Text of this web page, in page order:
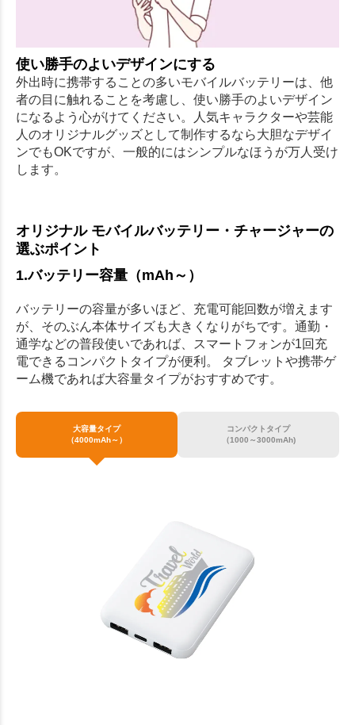
使い勝手のよいデザインにする
外出時に携帯することの多いモバイルバッテリーは、他
者の目に触れることを考慮し、使い勝手のよいデザイン
になるよう心がけてください。人気キャラクターや芸能
人のオリジナルグッズとして制作するなら大胆なデザイ
ンでもOKですが、一般的にはシンプルなほうが万人受け
します。
オリジナル モバイルバッテリー・チャージャーの
選ぶポイント
1.バッテリー容量（mAh～）
バッテリーの容量が多いほど、充電可能回数が増えます
が、そのぶん本体サイズも大きくなりがちです。通勤・
通学などの普段使いであれば、スマートフォンが1回充
電できるコンパクトタイプが便利。 タブレットや携帯ゲ
ーム機であれば大容量タイプがおすすめです。
大容量タイプ
（4000mAh～）
コンパクトタイプ
（1000～3000mAh)